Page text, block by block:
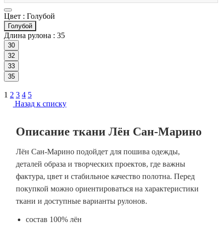
Цвет : Голубой
Голубой
Длина рулона : 35
30
32
33
35
1 2 3 4 5
Назад к списку
Описание ткани Лён Сан-Марино
Лён Сан-Марино подойдет для пошива одежды,
деталей образа и творческих проектов, где важны
фактура, цвет и стабильное качество полотна. Перед
покупкой можно ориентироваться на характеристики
ткани и доступные варианты рулонов.
состав 100% лён